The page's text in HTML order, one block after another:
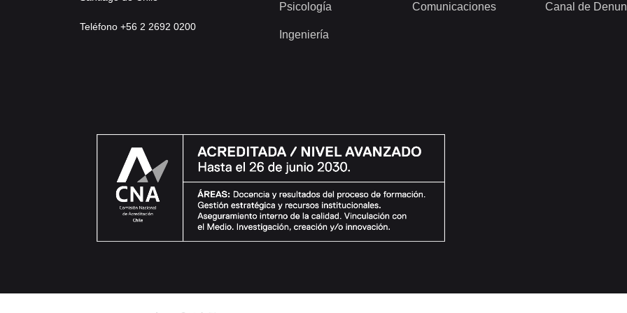
Teléfono +56 2 2692 0200
Psicología
Ingeniería
Comunicaciones Canal de